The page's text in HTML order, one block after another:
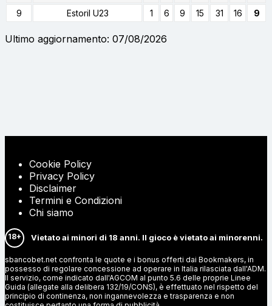
9
Estoril U23 1 6 9 15 31 16 9
Ultimo aggiornamento: 07/08/2026
Cookie Policy
Privacy Policy
Disclaimer
Termini e Condizioni
Chi siamo
18+ Vietato ai minori di 18 anni. Il gioco è vietato ai minorenni.
sbancobet.net confronta le quote e i bonus offerti dai Bookmakers, in
possesso di regolare concessione ad operare in Italia rilasciata dall'ADM.
Il servizio, come indicato dall'AGCOM al punto 5.6 delle proprie Linee
Guida (allegate alla delibera 132/19/CONS), è effettuato nel rispetto del
principio di continenza, non ingannevolezza e trasparenza e non